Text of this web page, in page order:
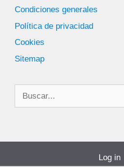
Condiciones generales
Política de privacidad
Cookies
Sitemap
Log in